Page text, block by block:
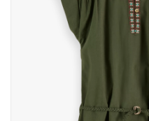
Cadeaubonnen